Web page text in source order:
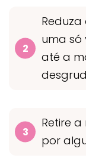
uma só
até a
Retire
por